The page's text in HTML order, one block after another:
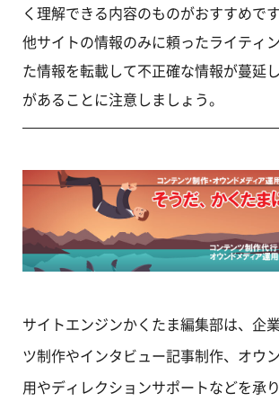
く理解できる内容のものがおすすめです
他サイトの情報のみに頼ったライティ
た情報を転載して不正確な情報が蔓延
があることに注意しましょう。
サイトエンジンかくたま編集部は、企
ツ制作やインタビュー記事制作、オウ
用やディレクションサポートなどを承